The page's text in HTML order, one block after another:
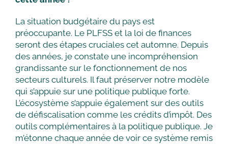
La situation budgétaire du pays est
préoccupante. Le PLFSS et la loi de finances
seront des étapes cruciales cet automne. Depuis
des années, je constate une incompréhension
grandissante sur le fonctionnement de nos
secteurs culturels. Il faut préserver notre modèle
qui s’appuie sur une politique publique forte.
L’écosystème s’appuie également sur des outils
de défiscalisation comme les crédits d’impôt. Des
outils complémentaires à la politique publique. Je
m’étonne chaque année de voir ce système remis